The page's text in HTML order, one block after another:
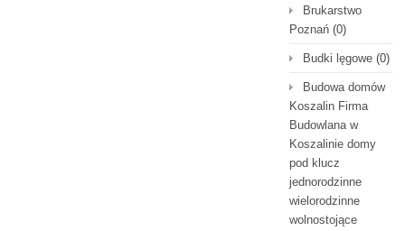
Brukarstwo
Poznań (0)
Budki lęgowe (0)
Budowa domów
Koszalin Firma
Budowlana w
Koszalinie domy
pod klucz
jednorodzinne
wielorodzinne
wolnostojące